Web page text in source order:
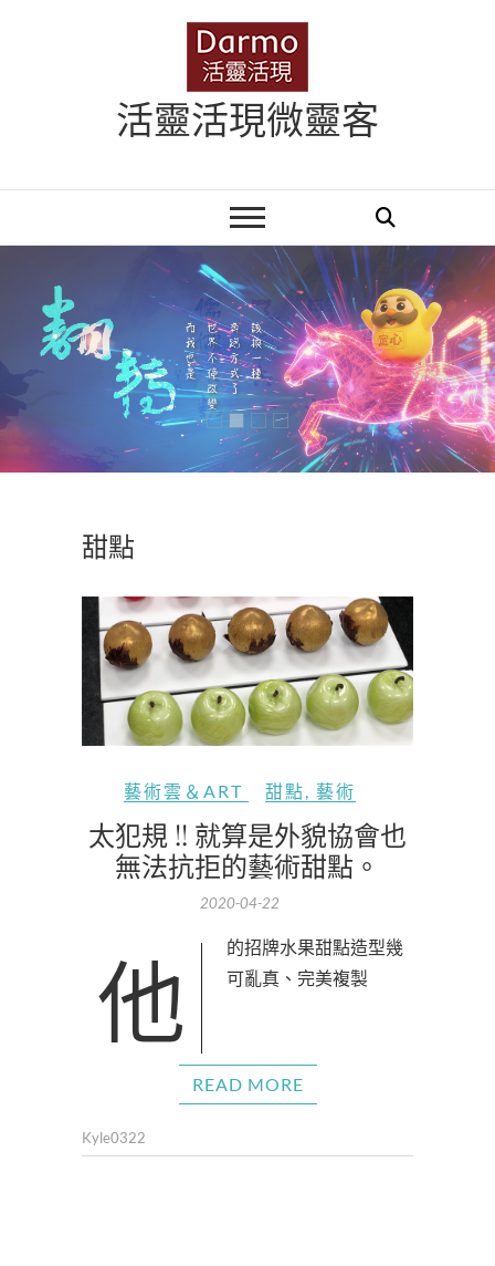
活靈活現微靈客
甜點
藝術雲＆ART 甜點, 藝術
太犯規 !! 就算是外貌協會也
無法抗拒的藝術甜點。
2020-04-22
他的招牌水果甜點造型幾 可亂真、完美複製
READ MORE
Kyle0322